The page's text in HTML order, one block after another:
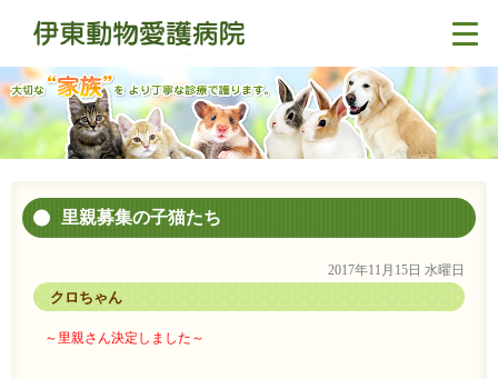
里親募集の子猫たち
2017年11月15日 水曜日
クロちゃん
～里親さん決定しました～